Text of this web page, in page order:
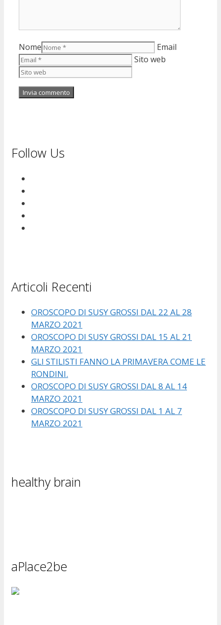
Nome
Email
Sito web
Follow Us
Articoli Recenti
OROSCOPO DI SUSY GROSSI DAL 22 AL 28
MARZO 2021
OROSCOPO DI SUSY GROSSI DAL 15 AL 21
MARZO 2021
GLI STILISTI FANNO LA PRIMAVERA COME LE
RONDINI.
OROSCOPO DI SUSY GROSSI DAL 8 AL 14
MARZO 2021
OROSCOPO DI SUSY GROSSI DAL 1 AL 7
MARZO 2021
healthy brain
aPlace2be